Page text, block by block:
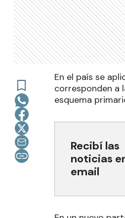
En el país se
corresponden a
esquema
Recibí las
noticias
email